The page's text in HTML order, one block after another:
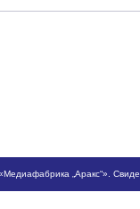
«Медиафабрика „Аракс“».